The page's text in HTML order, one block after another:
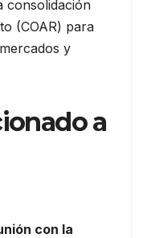
consolidación
(COAR) para
y
a
con la